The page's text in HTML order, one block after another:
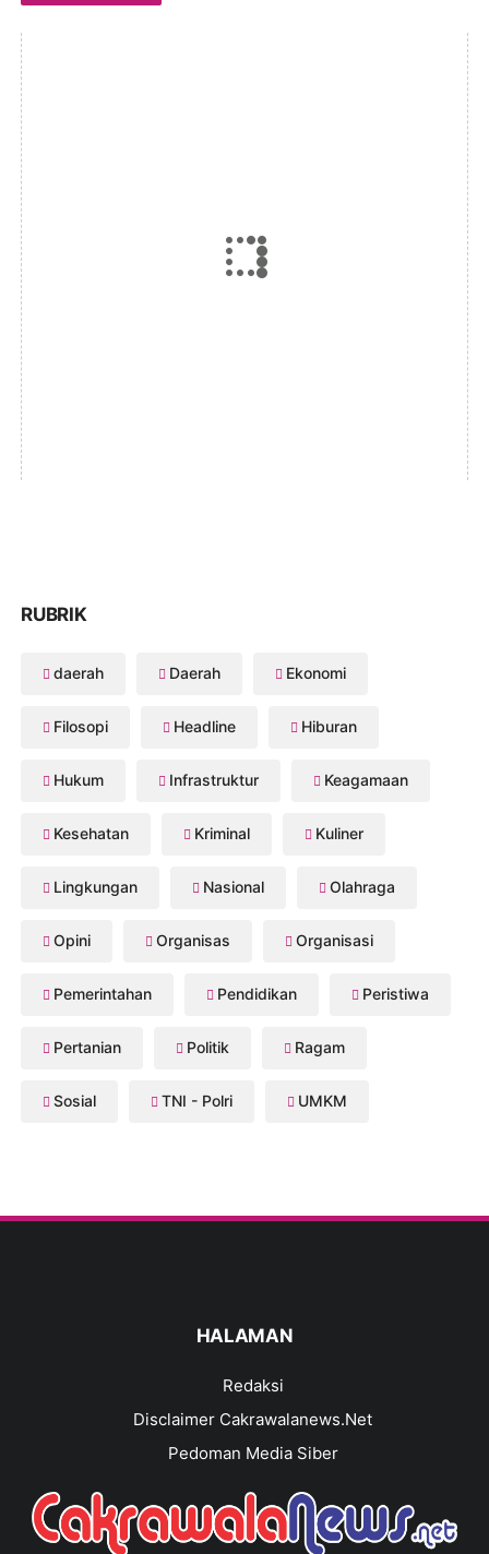
RUBRIK
daerah Daerah Ekonomi
Filosopi Headline Hiburan
Hukum Infrastruktur Keagamaan
Kesehatan Kriminal Kuliner
Lingkungan Nasional Olahraga
Opini Organisas Organisasi
Pemerintahan Pendidikan Peristiwa
Pertanian Politik Ragam
Sosial TNI - Polri UMKM
HALAMAN
Redaksi
Disclaimer Cakrawalanews.Net
Pedoman Media Siber